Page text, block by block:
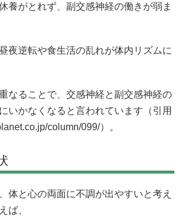
養がとれず、副交感神経の働きが弱ま
夜逆転や食生活の乱れが体内リズムに
なることで、交感神経と副交感神経の
いかなくなると言われています（引用
column/099/）。
体と心の両面に不調が出やすいと考え
ば、